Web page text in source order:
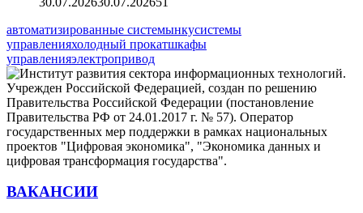
автоматизированные системынкусистемы
управленияхолодный прокатшкафы
управленияэлектропривод
ВАКАНСИИ